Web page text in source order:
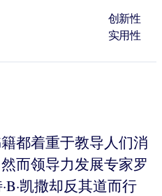
创新性
实用性
都着重于教导人们消
而领导力发展专家罗
凯撒却反其道而行